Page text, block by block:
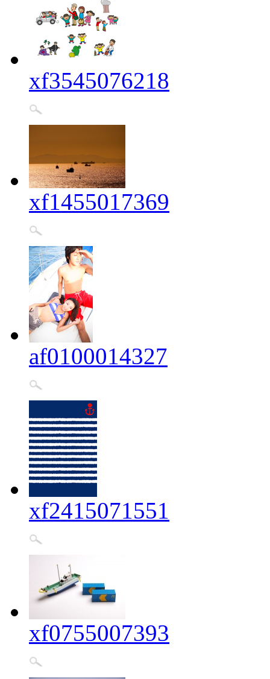
xf3545076218
xf1455017369
af0100014327
xf2415071551
xf0755007393